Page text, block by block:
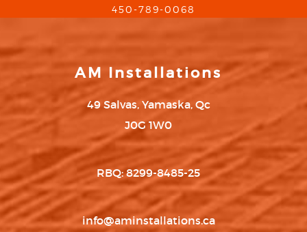
450-789-0068
AM Installations
49 Salvas, Yamaska, Qc
J0G 1W0
RBQ: 8299-8485-25
info@aminstallations.ca